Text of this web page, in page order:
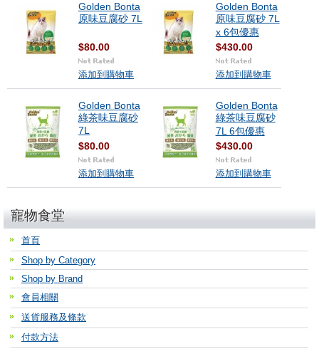
Golden Bonta
原味豆腐砂 7L
$80.00
添加到購物車
Golden Bonta
原味豆腐砂 7L
x 6包優惠
$430.00
添加到購物車
Golden Bonta
綠茶味豆腐砂
7L
$80.00
添加到購物車
Golden Bonta
綠茶味豆腐砂
7L 6包優惠
$430.00
添加到購物車
寵物食堂
首頁
Shop by Category
Shop by Brand
會員相關
送貨服務及條款
付款方法